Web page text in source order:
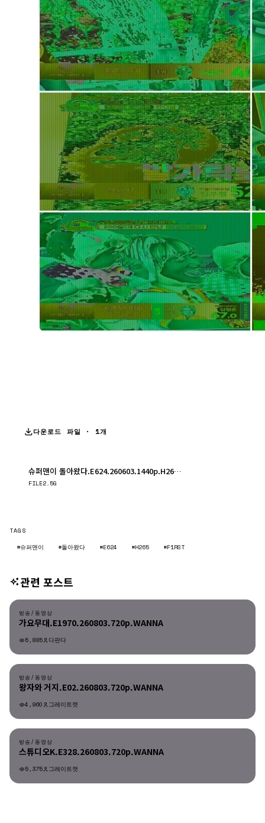
다운로드 파일 · 1개
슈퍼맨이 돌아왔다.E624.260603.1440p.H265-F1RST.mp4
FILE2.5G
TAGS
#슈퍼맨이
#돌아왔다 #E624 #H265 #F1RST
관련 포스트
방송/동영상
방송/동영상
가요무대.E1970.260803.720p.WANNA
5,885 다판다
방송/동영상
왕자와 거지.E02.260803.720p.WANNA
4,960 그레이트캣
방송/동영상
스튜디오K.E328.260803.720p.WANNA
5,375 그레이트캣